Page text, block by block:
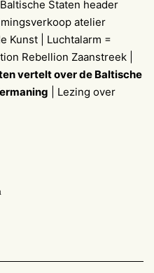
atelier
Kunst | Luchtalarm =
Rebellion Zaanstreek |
vertelt over de Baltische
| Lezing over